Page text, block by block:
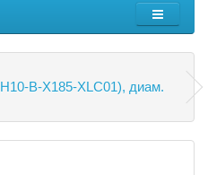
B-X185-XLC01), диам.